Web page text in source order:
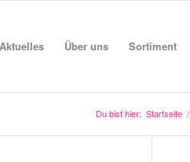
Aktuelles Über uns Sortiment
Du bist hier: Startseite /